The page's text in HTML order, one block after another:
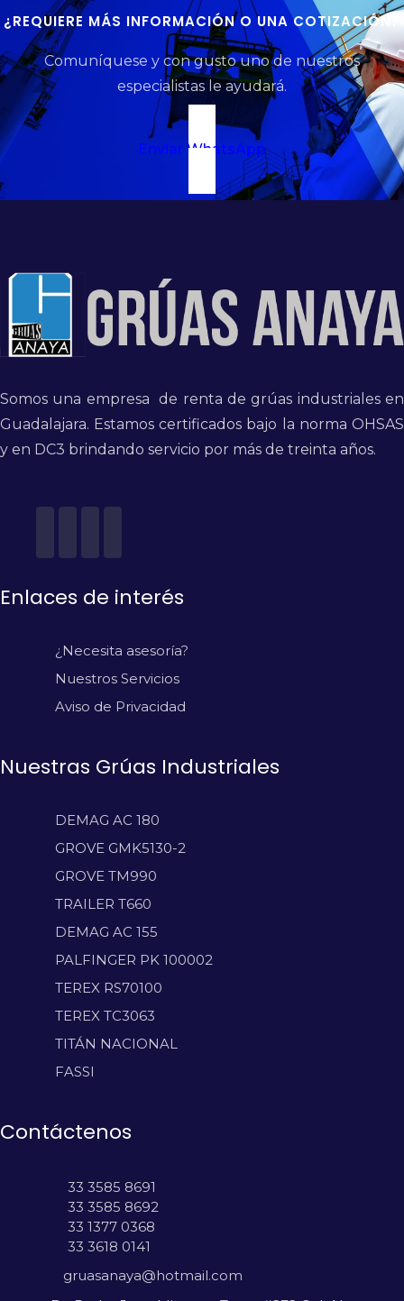
¿REQUIERE MÁS INFORMACIÓN O UNA COTIZACIÓN?
Comuníquese y con gusto uno de nuestros
especialistas le ayudará.
Enviar WhatsApp
Somos una empresa de renta de grúas industriales en
Guadalajara. Estamos certificados bajo la norma OHSAS
y en DC3 brindando servicio por más de treinta años.
Enlaces de interés
¿Necesita asesoría?
Nuestros Servicios
Aviso de Privacidad
Nuestras Grúas Industriales
DEMAG AC 180
GROVE GMK5130-2
GROVE TM990
TRAILER T660
DEMAG AC 155
PALFINGER PK 100002
TEREX RS70100
TEREX TC3063
TITÁN NACIONAL
FASSI
Contáctenos
33 3585 8691
33 3585 8692
33 1377 0368
33 3618 0141
gruasanaya@hotmail.com